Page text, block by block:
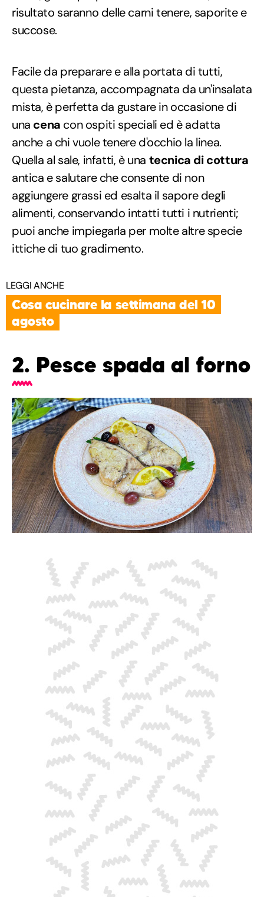
risultato saranno delle carni tenere, saporite e
succose.
Facile da preparare e alla portata di tutti,
questa pietanza, accompagnata da un'insalata
mista, è perfetta da gustare in occasione di
una cena con ospiti speciali ed è adatta
anche a chi vuole tenere d'occhio la linea.
Quella al sale, infatti, è una tecnica di cottura
antica e salutare che consente di non
aggiungere grassi ed esalta il sapore degli
alimenti, conservando intatti tutti i nutrienti;
puoi anche impiegarla per molte altre specie
ittiche di tuo gradimento.
LEGGI ANCHE
Cosa cucinare la settimana del 10
agosto
2. Pesce spada al forno